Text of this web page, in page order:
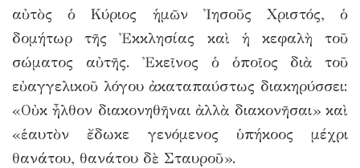
αὐτὸς ὁ Κύριος ἡμῶν Ἰησοῦς Χριστός, ὁ
δομήτωρ τῆς Ἐκκλησίας καὶ ἡ κεφαλὴ τοῦ
σώματος αὐτῆς. Ἐκεῖνος ὁ ὁποῖος διὰ τοῦ
εὐαγγελικοῦ λόγου ἀκαταπαύστως διακηρύσσει:
«Οὐκ ἦλθον διακονηθῆναι ἀλλὰ διακονῆσαι» καὶ
«ἑαυτὸν ἔδωκε γενόμενος ὑπήκοος μέχρι
θανάτου, θανάτου δὲ Σταυροῦ».